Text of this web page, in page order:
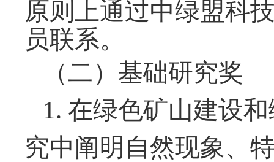
原则上通过中绿盟科
员联系。
（二）基础研究奖
1. 在绿色矿山建设
究中阐明自然现象、